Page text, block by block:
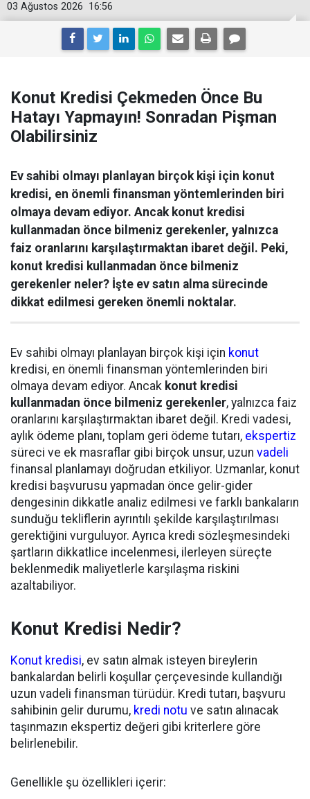
16:56
03 Ağustos 2026
Konut Kredisi Çekmeden Önce Bu
Hatayı Yapmayın! Sonradan Pişman
Olabilirsiniz
Ev sahibi olmayı planlayan birçok kişi için konut
kredisi, en önemli finansman yöntemlerinden biri
olmaya devam ediyor. Ancak konut kredisi
kullanmadan önce bilmeniz gerekenler, yalnızca
faiz oranlarını karşılaştırmaktan ibaret değil. Peki,
konut kredisi kullanmadan önce bilmeniz
gerekenler neler? İşte ev satın alma sürecinde
dikkat edilmesi gereken önemli noktalar.
Ev sahibi olmayı planlayan birçok kişi için konut
kredisi, en önemli finansman yöntemlerinden biri
olmaya devam ediyor. Ancak konut kredisi
kullanmadan önce bilmeniz gerekenler, yalnızca faiz
oranlarını karşılaştırmaktan ibaret değil. Kredi vadesi,
aylık ödeme planı, toplam geri ödeme tutarı, ekspertiz
süreci ve ek masraflar gibi birçok unsur, uzun vadeli
finansal planlamayı doğrudan etkiliyor. Uzmanlar, konut
kredisi başvurusu yapmadan önce gelir-gider
dengesinin dikkatle analiz edilmesi ve farklı bankaların
sunduğu tekliflerin ayrıntılı şekilde karşılaştırılması
gerektiğini vurguluyor. Ayrıca kredi sözleşmesindeki
şartların dikkatlice incelenmesi, ilerleyen süreçte
beklenmedik maliyetlerle karşılaşma riskini
azaltabiliyor.
Konut Kredisi Nedir?
Konut kredisi, ev satın almak isteyen bireylerin
bankalardan belirli koşullar çerçevesinde kullandığı
uzun vadeli finansman türüdür. Kredi tutarı, başvuru
sahibinin gelir durumu, kredi notu ve satın alınacak
taşınmazın ekspertiz değeri gibi kriterlere göre
belirlenebilir.
Genellikle şu özellikleri içerir: